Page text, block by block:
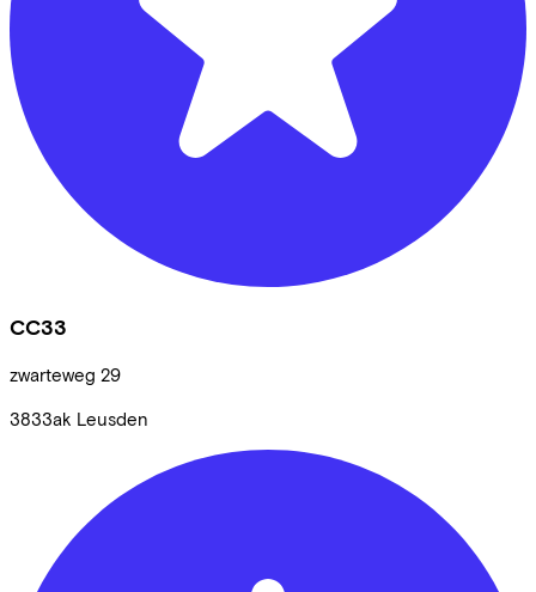
CC33
zwarteweg 29
3833ak Leusden